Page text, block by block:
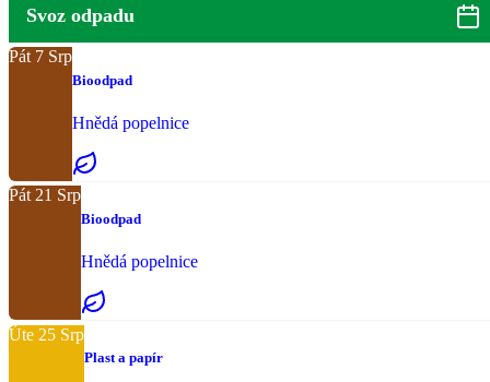
Svoz odpadu
Pát 7 Srp
Bioodpad
Hnědá popelnice
Pát 21 Srp
Bioodpad
Hnědá popelnice
Úte 25 Srp
Plast a papír